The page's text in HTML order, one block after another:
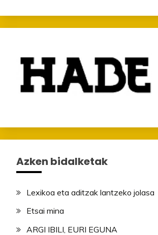
Azken bidalketak
Lexikoa eta aditzak lantzeko jolasa
Etsai mina
ARGI IBILI, EURI EGUNA